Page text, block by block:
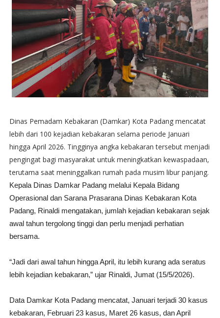
Dinas Pemadam Kebakaran (Damkar) Kota Padang mencatat
lebih dari 100 kejadian kebakaran selama periode Januari
hingga April 2026. Tingginya angka kebakaran tersebut menjadi
pengingat bagi masyarakat untuk meningkatkan kewaspadaan,
terutama saat meninggalkan rumah pada musim libur panjang.
Kepala Dinas Damkar Padang melalui Kepala Bidang
Operasional dan Sarana Prasarana Dinas Kebakaran Kota
Padang, Rinaldi mengatakan, jumlah kejadian kebakaran sejak
awal tahun tergolong tinggi dan perlu menjadi perhatian
bersama.
“Jadi dari awal tahun hingga April, itu lebih kurang ada seratus
lebih kejadian kebakaran,” ujar Rinaldi, Jumat (15/5/2026).
Data Damkar Kota Padang mencatat, Januari terjadi 30 kasus
kebakaran, Februari 23 kasus, Maret 26 kasus, dan April